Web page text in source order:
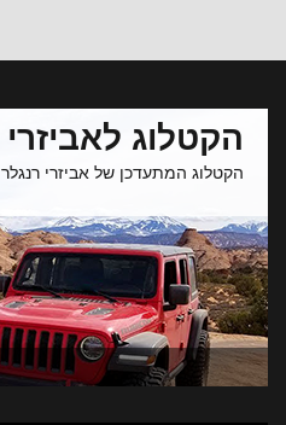
הקטלוג לאביזרי JK+JL+JT
הקטלוג המתעדכן של אביזרי רנגלר JK+JL+JT